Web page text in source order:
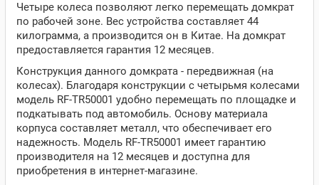
Четыре колеса позволяют легко перемещать домкрат
по рабочей зоне. Вес устройства составляет 44
килограмма, а производится он в Китае. На домкрат
предоставляется гарантия 12 месяцев.
Конструкция данного домкрата - передвижная (на
колесах). Благодаря конструкции с четырьмя колесами
модель RF-TR50001 удобно перемещать по площадке и
подкатывать под автомобиль. Основу материала
корпуса составляет металл, что обеспечивает его
надежность. Модель RF-TR50001 имеет гарантию
производителя на 12 месяцев и доступна для
приобретения в интернет-магазине.